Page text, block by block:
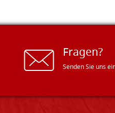
Fragen?
Senden Sie uns